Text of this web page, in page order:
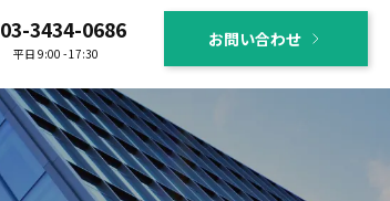
03-3434-0686
平日 9:00 - 17:30
お問い合わせ